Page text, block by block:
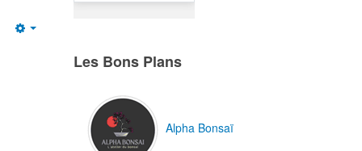
Les Bons Plans
Alpha Bonsaï